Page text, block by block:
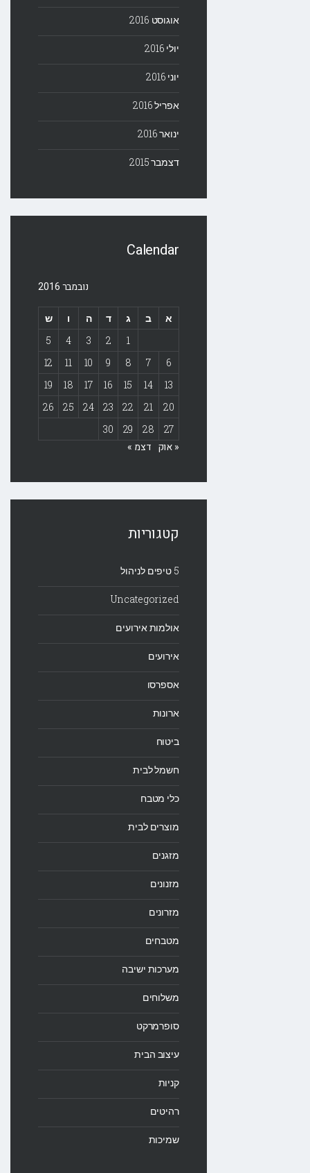
אוגוסט 2016
יולי 2016
יוני 2016
אפריל 2016
ינואר 2016
דצמבר 2015
Calendar
נובמבר 2016
א ב ג ד ה ו
ש
1
2
3
4
5
6
7
8
9
10
11
12
13
14
15
16
17
18
19
20
21
22
23
24
25
26
27
28
29
30
« אוק דצמ »
קטגוריות
5 טיפים לניהול
Uncategorized
אולמות אירועים
אירועים
אספרסו
ארונות
ביטוח
חשמל לבית
כלי מטבח
מוצרים לבית
מזגנים
מזנונים
מזרונים
מטבחים
מערכות ישיבה
משלוחים
סופרמרקט
עיצוב הבית
קניות
רהיטים
שמיכות